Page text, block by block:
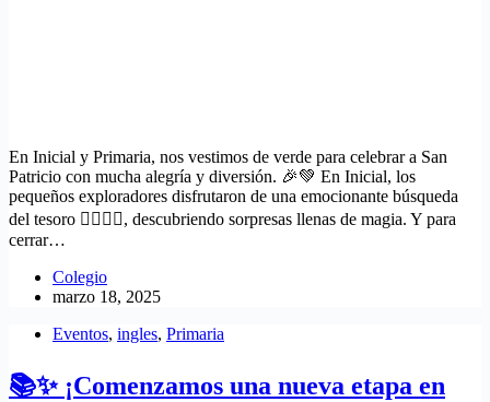
En Inicial y Primaria, nos vestimos de verde para celebrar a San
Patricio con mucha alegría y diversión. 🎉💚 En Inicial, los
pequeños exploradores disfrutaron de una emocionante búsqueda
del tesoro 🕵️‍♀️🕵️‍♂️, descubriendo sorpresas llenas de magia. Y para
cerrar…
Colegio
marzo 18, 2025
Eventos, ingles, Primaria
📚✨ ¡Comenzamos una nueva etapa en